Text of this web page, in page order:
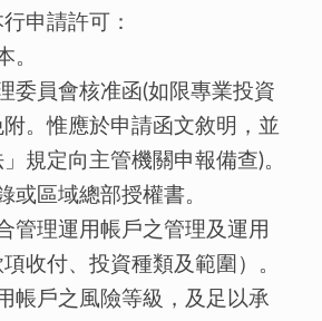
申請許可：
。
委員會核准函(如限專業投資
。惟應於申請函文敘明，並
規定向主管機關申報備查)。
或區域總部授權書。
管理運用帳戶之管理及運用
收付、投資種類及範圍）。
帳戶之風險等級，及足以承